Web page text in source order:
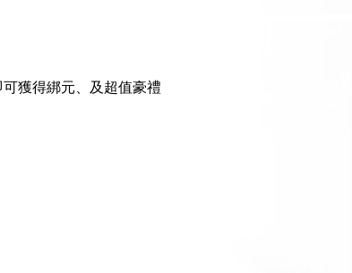
可獲得綁元、及超值豪禮